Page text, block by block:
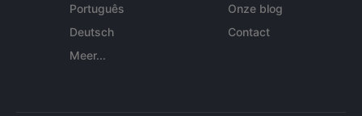
Português
Deutsch
Meer...
Onze blog
Contact